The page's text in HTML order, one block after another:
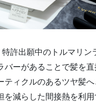
特許出願中のトルマリン
バーがあることで髪を
ティクルのあるツヤ髪
を減らした間接熱を利用